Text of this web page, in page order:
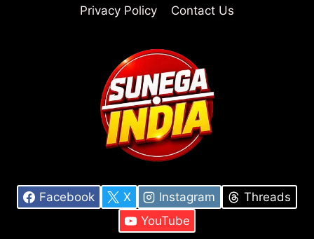
Privacy Policy
Contact Us
Facebook X Instagram
Threads
YouTube